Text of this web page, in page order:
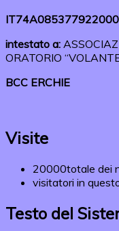
intestato a:
ORATORIO
BCC ERCHIE
Visite
20000totale dei
visitatori in
Testo del